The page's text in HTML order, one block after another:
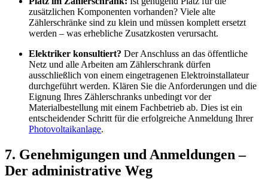
zusätzlichen Komponenten vorhanden? Viele alte
Zählerschränke sind zu klein und müssen komplett ersetzt
werden – was erhebliche Zusatzkosten verursacht.
Elektriker konsultiert? Der Anschluss an das öffentliche
Netz und alle Arbeiten am Zählerschrank dürfen
ausschließlich von einem eingetragenen Elektroinstallateur
durchgeführt werden. Klären Sie die Anforderungen und die
Eignung Ihres Zählerschranks unbedingt vor der
Materialbestellung mit einem Fachbetrieb ab. Dies ist ein
entscheidender Schritt für die erfolgreiche Anmeldung Ihrer
Photovoltaikanlage.
7. Genehmigungen und Anmeldungen –
Der administrative Weg